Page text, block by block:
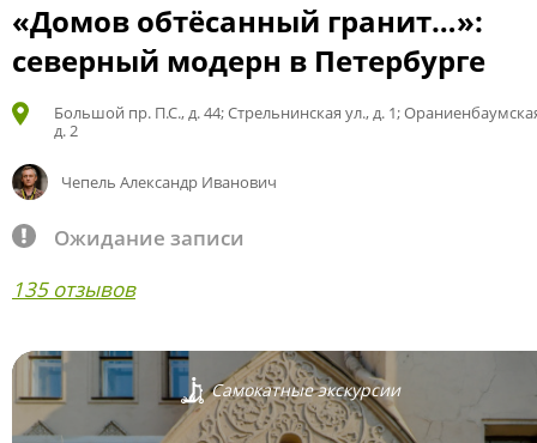
«Домов обтёсанный гранит…»:
северный модерн в Петербурге
Большой пр. П.С., д. 44; Стрельнинская ул., д. 1;
д. 2
Чепель Александр Иванович
Ожидание записи
135 отзывов
Самокатные экскурсии